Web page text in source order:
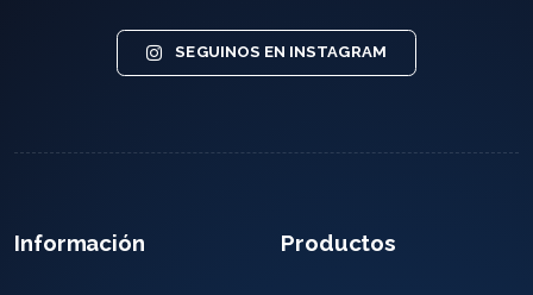
SEGUINOS EN INSTAGRAM
Información Productos